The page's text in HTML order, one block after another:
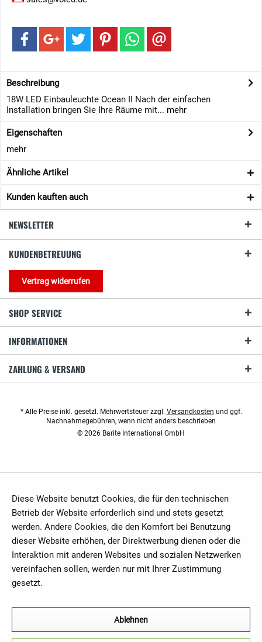
Beschreibung
18W LED Einbauleuchte Ocean II ​​Nach der einfachen
Installation bringen Sie Ihre Räume mit... mehr
Eigenschaften
mehr
Ähnliche Artikel
Kunden kauften auch
NEWSLETTER
KUNDENBETREUUNG
Vertrag widerrufen
SHOP SERVICE
INFORMATIONEN
ZAHLUNG & VERSAND
* Alle Preise inkl. gesetzl. Mehrwertsteuer zzgl. Versandkosten und ggf.
Nachnahmegebühren, wenn nicht anders beschrieben
© 2026 Barite International GmbH
Diese Website benutzt Cookies, die für den technischen
Betrieb der Website erforderlich sind und stets gesetzt
werden. Andere Cookies, die den Komfort bei Benutzung
dieser Website erhöhen, der Direktwerbung dienen oder die
Interaktion mit anderen Websites und sozialen Netzwerken
vereinfachen sollen, werden nur mit Ihrer Zustimmung
gesetzt.
Ablehnen